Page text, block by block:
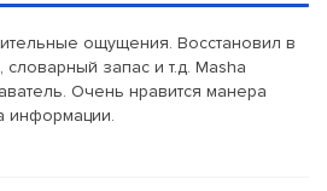
ощущения. Восстановил в
запас и т.д. Masha
Очень нравится манера
информации.